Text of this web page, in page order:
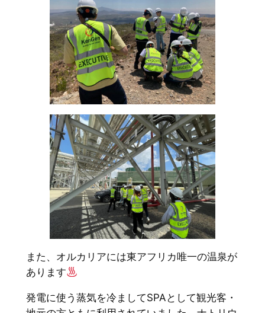
また、オルカリアには東アフリカ唯一の温泉が
あります
発電に使う蒸気を冷ましてSPAとして観光客・